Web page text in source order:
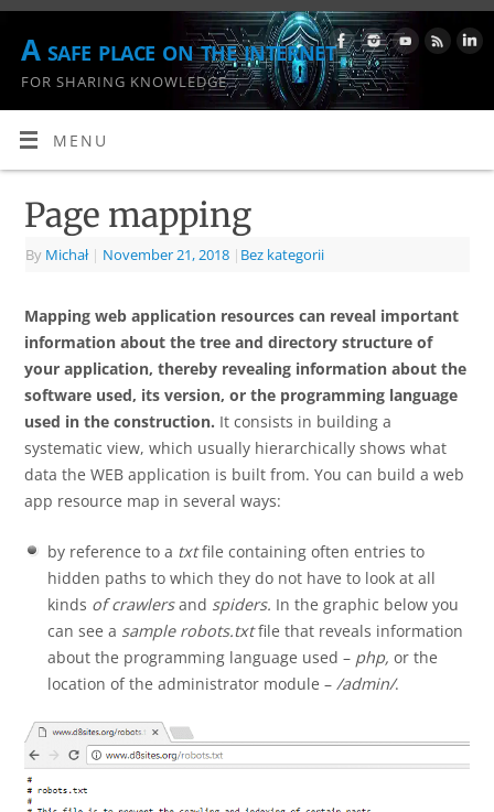
A safe place on the internet
FOR SHARING KNOWLEDGE
MENU
Page mapping
By Michał | November 21, 2018 | Bez kategorii
Mapping web application resources can reveal important
information about the tree and directory structure of
your application, thereby revealing information about the
software used, its version, or the programming language
used in the construction. It consists in building a
systematic view, which usually hierarchically shows what
data the WEB application is built from. You can build a web
app resource map in several ways:
by reference to a txtfile containing often entries to
hidden paths to which they do not have to look at all
kinds of crawlersand spiders. In the graphic below you
can see a sample robots.txtfile that reveals information
about the programming language used – php, or the
location of the administrator module –/admin/.